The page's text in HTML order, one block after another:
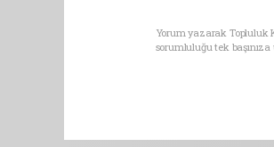
Yorum yazarak Topluluk
sorumluluğu tek